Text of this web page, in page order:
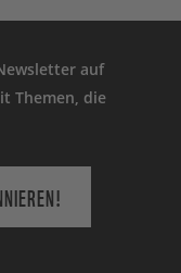
auf
Themen, die